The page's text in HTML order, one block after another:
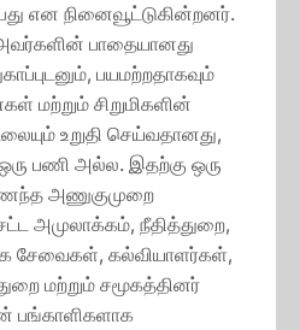
என நினைவூட்டுகின்றனர்.
பாதையானது
பயமற்றதாகவும்
மற்றும் சிறுமிகளின்
உறுதி செய்வதானது,
பணி அல்ல. இதற்கு ஒரு
அணுகுமுறை
அமுலாக்கம், நீதித்துறை,
சேவைகள், கல்வியாளர்கள்,
மற்றும் சமூகத்தினர்